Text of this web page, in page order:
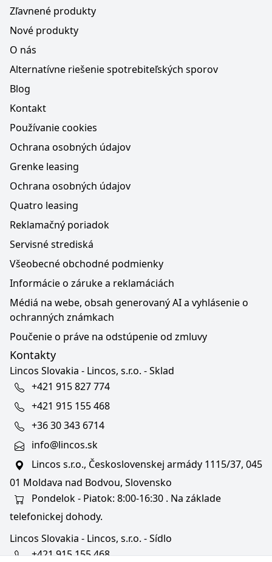
Zľavnené produkty
Nové produkty
O nás
Alternatívne riešenie spotrebiteľských sporov
Blog
Kontakt
Používanie cookies
Ochrana osobných údajov
Grenke leasing
Ochrana osobných údajov
Quatro leasing
Reklamačný poriadok
Servisné strediská
Všeobecné obchodné podmienky
Informácie o záruke a reklamáciách
Médiá na webe, obsah generovaný AI a vyhlásenie o
ochranných známkach
Poučenie o práve na odstúpenie od zmluvy
Kontakty
Lincos Slovakia - Lincos, s.r.o. - Sklad
+421 915 827 774
+421 915 155 468
+36 30 343 6714
info@lincos.sk
Lincos s.r.o., Československej armády 1115/37, 045
01 Moldava nad Bodvou, Slovensko
Pondelok - Piatok: 8:00-16:30 . Na základe
telefonickej dohody.
Lincos Slovakia - Lincos, s.r.o. - Sídlo
+421 915 155 468